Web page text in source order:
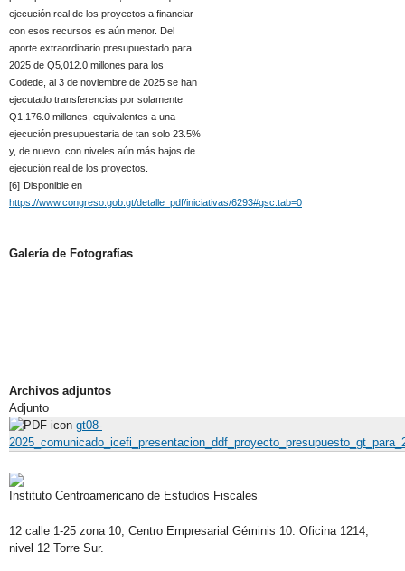
ejecución real de los proyectos a financiar
con esos recursos es aún menor. Del
aporte extraordinario presupuestado para
2025 de Q5,012.0 millones para los
Codede, al 3 de noviembre de 2025 se han
ejecutado transferencias por solamente
Q1,176.0 millones, equivalentes a una
ejecución presupuestaria de tan solo 23.5%
y, de nuevo, con niveles aún más bajos de
ejecución real de los proyectos.
[6] Disponible en
https://www.congreso.gob.gt/detalle_pdf/iniciativas/6293#gsc.tab=0
Galería de Fotografías
Archivos adjuntos
Adjunto
gt08-
Instituto Centroamericano de Estudios Fiscales
12 calle 1-25 zona 10, Centro Empresarial Géminis 10. Oficina 1214,
nivel 12 Torre Sur.